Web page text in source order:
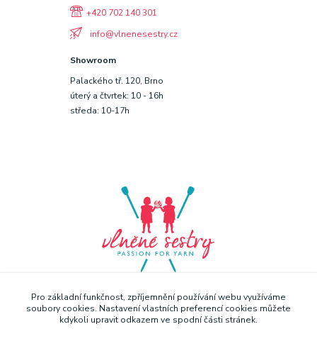
+420 702 140 301
info@vlnenesestry.cz
Showroom
Palackého tř. 120, Brno
úterý a čtvrtek: 10 - 16h
středa: 10-17h
Pro základní funkčnost, zpříjemnění používání webu využíváme
soubory cookies. Nastavení vlastních preferencí cookies můžete
kdykoli upravit odkazem ve spodní části stránek.